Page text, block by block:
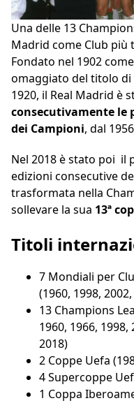
Una delle 13
Madrid come Club più
Fondato nel 1902 come
omaggiato del titolo di
1920, il Real Madrid è
consecutivamente le
dei Campioni, dal
Nel 2018 è stato poi il
edizioni consecutive
trasformata nella
sollevare la sua 13ª
Titoli
7 Mondiali per
(1960, 1998,
13 Champions
1960, 1966, 1998,
2018)
2 Coppe Uefa
4 Supercoppe
1 Coppa